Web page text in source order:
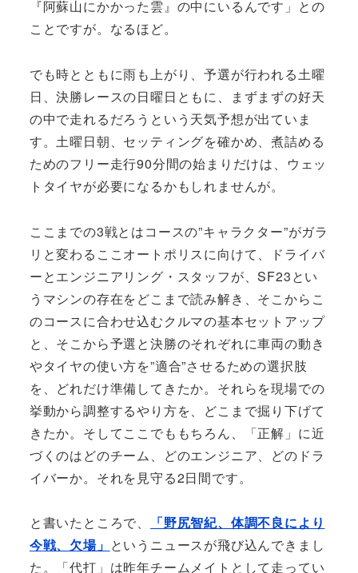
『阿蘇山にかかった雲』の中にいるんです」との
ことですが。なるほど。
でも時とともに雨も上がり、予選が行われる土曜
日、決勝レースの日曜日ともに、まずまずの好天
の中で走れるだろうという天気予想が出ていま
す。土曜日朝、セッティングを確かめ、煮詰める
ためのフリー走行90分間の始まりだけは、ウェッ
トタイヤが必要になるかもしれませんが。
ここまでの3戦とはコースの”キャラクター”がガラ
リと変わるここオートポリスに向けて、ドライバ
ーとエンジニアリング・スタッフが、SF23とい
うマシンの存在をどこまで読み解き、そこからこ
のコースに合わせ込むクルマの基本セットアップ
と、そこから予選と決勝のそれぞれに車両の動き
やタイヤの使い方を”適合”させるための選択肢
を、どれだけ準備してきたか。それらを現場での
挙動から調整するやり方を、どこまで掘り下げて
きたか。そしてここでももちろん、「正解」に近
づくのはどのチーム、どのエンジニア、どのドラ
イバーか。それを見守る2日間です。
と書いたところで、
「野尻智紀、体調不良により
今戦、欠場」 というニュースが飛び込んできまし
た。「代打」は昨年チームメイトとして走ってい